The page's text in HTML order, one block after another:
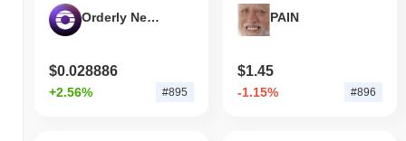
Orderly Network
$0.028886
+2.56% #895
PAIN
$1.45
-1.15% #896